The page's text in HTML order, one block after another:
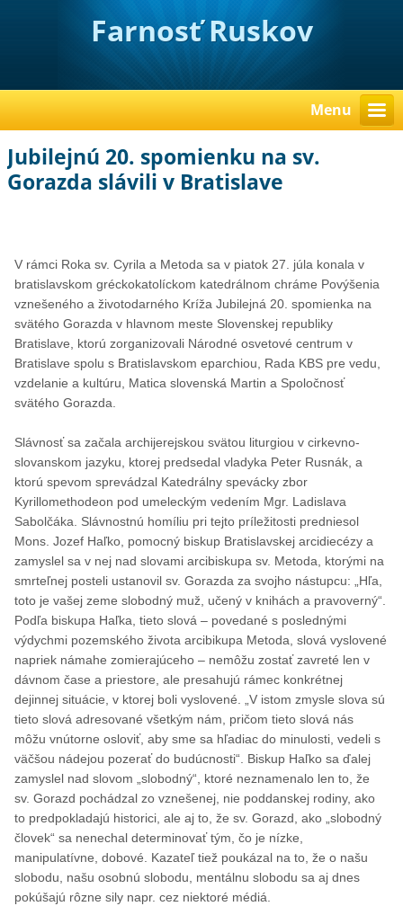
Farnosť Ruskov
Menu
Jubilejnú 20. spomienku na sv.
Gorazda slávili v Bratislave
V rámci Roka sv. Cyrila a Metoda sa v piatok 27. júla konala v
bratislavskom gréckokatolíckom katedrálnom chráme Povýšenia
vznešeného a životodarného Kríža Jubilejná 20. spomienka na
svätého Gorazda v hlavnom meste Slovenskej republiky
Bratislave, ktorú zorganizovali Národné osvetové centrum v
Bratislave spolu s Bratislavskom eparchiou, Rada KBS pre vedu,
vzdelanie a kultúru, Matica slovenská Martin a Spoločnosť
svätého Gorazda.
Slávnosť sa začala archijerejskou svätou liturgiou v cirkevno-
slovanskom jazyku, ktorej predsedal vladyka Peter Rusnák, a
ktorú spevom sprevádzal Katedrálny spevácky zbor
Kyrillomethodeon pod umeleckým vedením Mgr. Ladislava
Sabolčáka. Slávnostnú homíliu pri tejto príležitosti predniesol
Mons. Jozef Haľko, pomocný biskup Bratislavskej arcidiecézy a
zamyslel sa v nej nad slovami arcibiskupa sv. Metoda, ktorými na
smrteľnej posteli ustanovil sv. Gorazda za svojho nástupcu: „Hľa,
toto je vašej zeme slobodný muž, učený v knihách a pravoverný“.
Podľa biskupa Haľka, tieto slová – povedané s poslednými
výdychmi pozemského života arcibikupa Metoda, slová vyslovené
napriek námahe zomierajúceho – nemôžu zostať zavreté len v
dávnom čase a priestore, ale presahujú rámec konkrétnej
dejinnej situácie, v ktorej boli vyslovené. „V istom zmysle slova sú
tieto slová adresované všetkým nám, pričom tieto slová nás
môžu vnútorne osloviť, aby sme sa hľadiac do minulosti, vedeli s
väčšou nádejou pozerať do budúcnosti“. Biskup Haľko sa ďalej
zamyslel nad slovom „slobodný“, ktoré neznamenalo len to, že
sv. Gorazd pochádzal zo vznešenej, nie poddanskej rodiny, ako
to predpokladajú historici, ale aj to, že sv. Gorazd, ako „slobodný
človek“ sa nenechal determinovať tým, čo je nízke,
manipulatívne, dobové. Kazateľ tiež poukázal na to, že o našu
slobodu, našu osobnú slobodu, mentálnu slobodu sa aj dnes
pokúšajú rôzne sily napr. cez niektoré médiá.